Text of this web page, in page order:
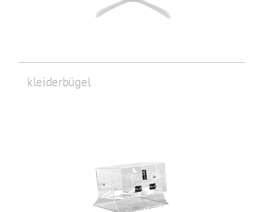
kleiderbügel